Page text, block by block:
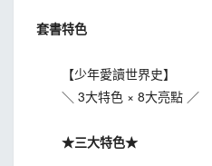
套書特色
【少年愛讀世界史】
＼ 3大特色 × 8大亮點 ／
★三大特色★